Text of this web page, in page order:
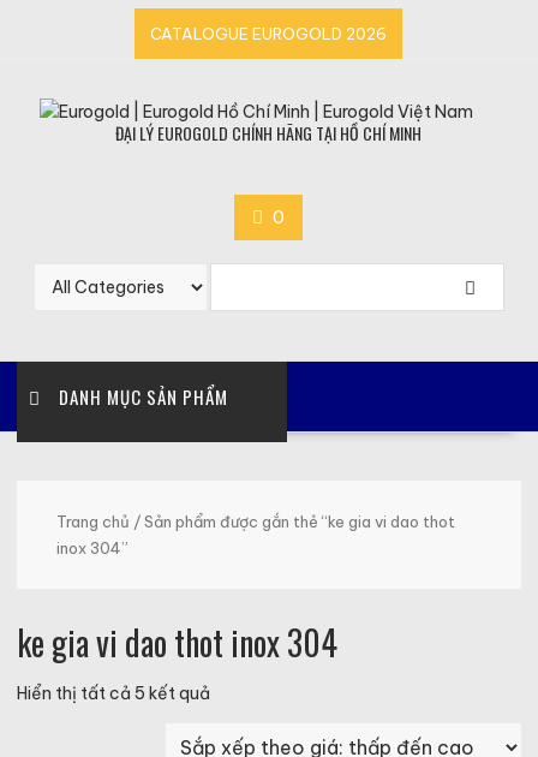
CATALOGUE EUROGOLD 2026
ĐẠI LÝ EUROGOLD CHÍNH HÃNG TẠI HỒ CHÍ MINH
0
DANH MỤC SẢN PHẨM
Trang chủ / Sản phẩm được gắn thẻ “ke gia vi dao thot
inox 304”
ke gia vi dao thot inox 304
Hiển thị tất cả 5 kết quảĐã
xếp